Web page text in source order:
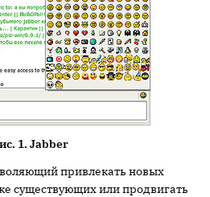
1. Jabber
привлекать новых
существующих или продвигать